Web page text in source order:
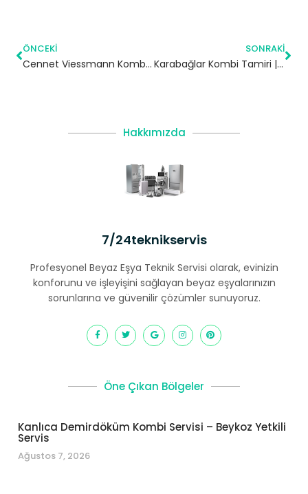
ÖNCEKI
Cennet Viessmann Kombi Servisi – Küçükçekmece Yetkili Servis
SONRAKI
Karabağlar Kombi Tamiri | İzmir
Hakkımızda
7/24teknikservis
Profesyonel Beyaz Eşya Teknik Servisi olarak, evinizin
konforunu ve işleyişini sağlayan beyaz eşyalarınızın
sorunlarına ve güvenilir çözümler sunuyoruz.
Öne Çıkan Bölgeler
Kanlıca Demirdöküm Kombi Servisi – Beykoz Yetkili
Servis
Ağustos 7, 2026